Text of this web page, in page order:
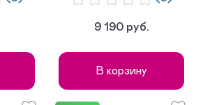
9 190 руб.
В корзину